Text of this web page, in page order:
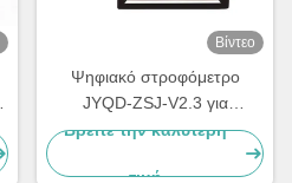
Βίντεο
Ψηφιακό στροφόμετρο
JYQD-ZSJ-V2.3 για
κινητήρες BLDC – Μετρητής
RPM σήματος παλμού 5V |
Βρείτε την καλύτερη
τιμή